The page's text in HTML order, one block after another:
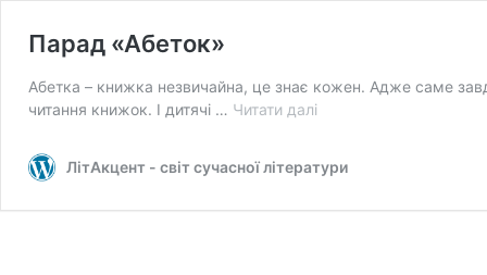
Парад «Абеток»
Абетка – книжка незвичайна, це знає кожен. Адже саме
читання книжок. І дитячі … Читати даліПарад
ЛітАкцент - світ сучасної літератури